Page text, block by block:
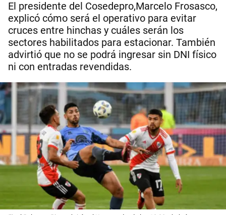
El presidente del Cosedepro,Marcelo Frosasco,
explicó cómo será el operativo para evitar
cruces entre hinchas y cuáles serán los
sectores habilitados para estacionar. También
advirtió que no se podrá ingresar sin DNI físico
ni con entradas revendidas.